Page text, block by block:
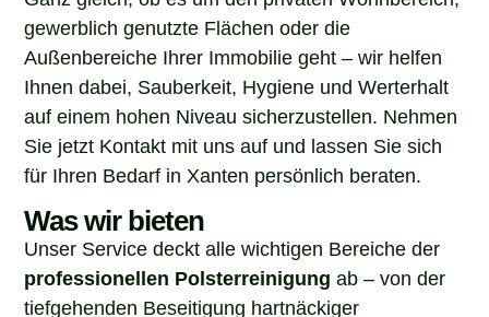
gewerblich genutzte Flächen oder die
Außenbereiche Ihrer Immobilie geht – wir helfen
Ihnen dabei, Sauberkeit, Hygiene und Werterhalt
auf einem hohen Niveau sicherzustellen. Nehmen
Sie jetzt Kontakt mit uns auf und lassen Sie sich
für Ihren Bedarf in Xanten persönlich beraten.
Was wir bieten
Unser Service deckt alle wichtigen Bereiche der
professionellen Polsterreinigung ab – von der
tiefgehenden Beseitigung hartnäckiger